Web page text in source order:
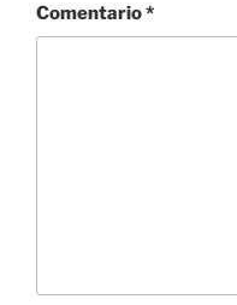
Comentario*